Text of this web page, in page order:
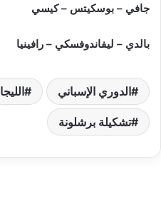
جافي – بوسكيتس – كيسي
بالدي – ليفاندوفسكي – رافينيا
الدوري الإسباني الليجا
تشكيلة برشلونة